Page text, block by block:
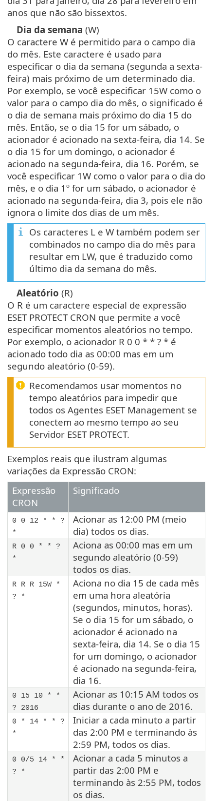
anos que não são bissextos.
Dia da semana (W)
O caractere W é permitido para o campo dia
do mês. Este caractere é usado para
especificar o dia da semana (segunda a sexta-
feira) mais próximo de um determinado dia.
Por exemplo, se você especificar 15W como o
valor para o campo dia do mês, o significado é
o dia de semana mais próximo do dia 15 do
mês. Então, se o dia 15 for um sábado, o
acionador é acionado na sexta-feira, dia 14. Se
o dia 15 for um domingo, o acionador é
acionado na segunda-feira, dia 16. Porém, se
você especificar 1W como o valor para o dia do
mês, e o dia 1º for um sábado, o acionador é
acionado na segunda-feira, dia 3, pois ele não
ignora o limite dos dias de um mês.
Os caracteres L e W também podem ser
combinados no campo dia do mês para
resultar em LW, que é traduzido como
último dia da semana do mês.
Aleatório (R)
O R é um caractere especial de expressão
ESET PROTECT CRON que permite a você
especificar momentos aleatórios no tempo.
Por exemplo, o acionador R 0 0 * * ? * é
acionado todo dia as 00:00 mas em um
segundo aleatório (0-59).
Recomendamos usar momentos no
tempo aleatórios para impedir que
todos os Agentes ESET Management se
conectem ao mesmo tempo ao seu
Servidor ESET PROTECT.
Exemplos reais que ilustram algumas
variações da Expressão CRON:
Expressão
CRON
Significado
0 0 12 * * ?
*
Acionar as 12:00 PM (meio
dia) todos os dias.
R 0 0 * * ?
*
Aciona as 00:00 mas em um
segundo aleatório (0-59)
todos os dias.
R R R 15W *
? *
Aciona no dia 15 de cada mês
em uma hora aleatória
(segundos, minutos, horas).
Se o dia 15 for um sábado, o
acionador é acionado na
sexta-feira, dia 14. Se o dia 15
for um domingo, o acionador
é acionado na segunda-feira,
dia 16.
0 15 10 * *
? 2016
Acionar as 10:15 AM todos os
dias durante o ano de 2016.
0 * 14 * * ?
*
Iniciar a cada minuto a partir
das 2:00 PM e terminando às
2:59 PM, todos os dias.
0 0/5 14 * *
? *
Acionar a cada 5 minutos a
partir das 2:00 PM e
terminando às 2:55 PM, todos
os dias.